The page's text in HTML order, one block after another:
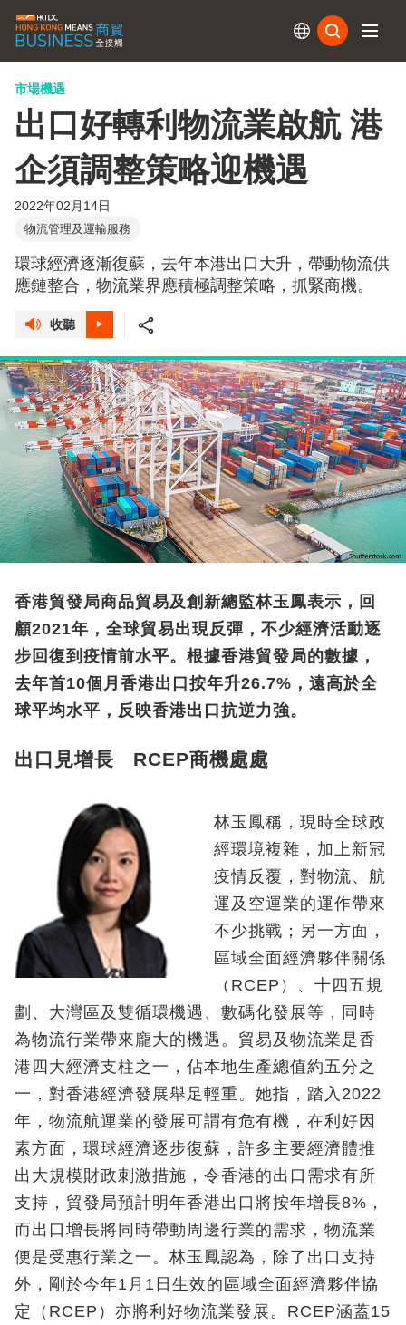
市場機遇
出口好轉利物流業啟航 港
企須調整策略迎機遇
2022年02月14日
物流管理及運輸服務
環球經濟逐漸復蘇，去年本港出口大升，帶動物流供
應鏈整合，物流業界應積極調整策略，抓緊商機。
收聽
香港貿發局商品貿易及創新總監林玉鳳表示，回
顧2021年，全球貿易出現反彈，不少經濟活動逐
步回復到疫情前水平。根據香港貿發局的數據，
去年首10個月香港出口按年升26.7%，遠高於全
球平均水平，反映香港出口抗逆力強。
出口見增長 RCEP商機處處
林玉鳳稱，現時全球政
經環境複雜，加上新冠
疫情反覆，對物流、航
運及空運業的運作帶來
不少挑戰；另一方面，
區域全面經濟夥伴關係
（RCEP）、十四五規
劃、大灣區及雙循環機遇、數碼化發展等，同時
為物流行業帶來龐大的機遇。貿易及物流業是香
港四大經濟支柱之一，佔本地生產總值約五分之
一，對香港經濟發展舉足輕重。她指，踏入2022
年，物流航運業的發展可謂有危有機，在利好因
素方面，環球經濟逐步復蘇，許多主要經濟體推
出大規模財政刺激措施，令香港的出口需求有所
支持，貿發局預計明年香港出口將按年增長8%，
而出口增長將同時帶動周邊行業的需求，物流業
便是受惠行業之一。林玉鳳認為，除了出口支持
外，剛於今年1月1日生效的區域全面經濟夥伴協
定（RCEP）亦將利好物流業發展。RCEP涵蓋15